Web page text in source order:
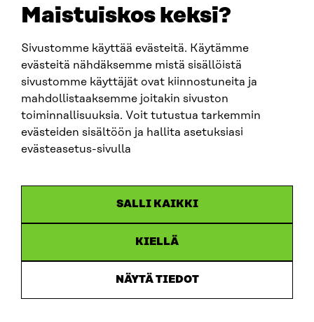
Maistuiskos keksi?
Sivustomme käyttää evästeitä. Käytämme
evästeitä nähdäksemme mistä sisällöistä
sivustomme käyttäjät ovat kiinnostuneita ja
mahdollistaaksemme joitakin sivuston
toiminnallisuuksia. Voit tutustua tarkemmin
evästeiden sisältöön ja hallita asetuksiasi
evästeasetus-sivulla
SALLI KAIKKI
KIELLÄ
NÄYTÄ TIEDOT
fornamn.efternamn@sitra.fi
SITRA PÅ SOCIALA MEDIER
LinkedIn
Instagram
YouTube
Tillgänglighetsutredning
Beskrivning av handlingsoffentligheten